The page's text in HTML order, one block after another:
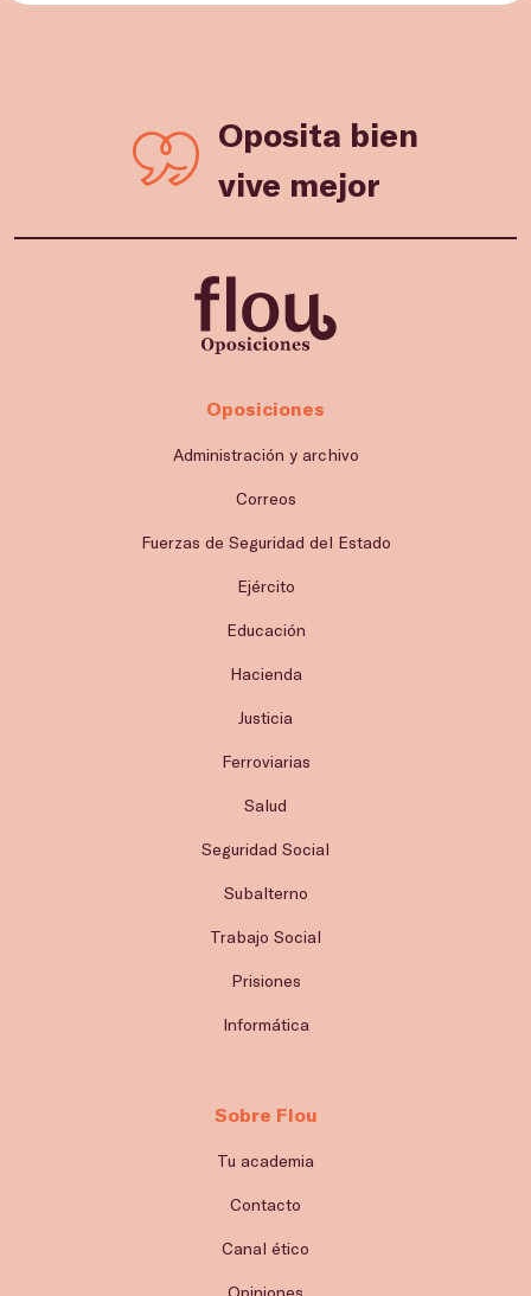
Oposita bien
vive mejor
Oposiciones
Administración y archivo
Correos
Fuerzas de Seguridad del Estado
Ejército
Educación
Hacienda
Justicia
Ferroviarias
Salud
Seguridad Social
Subalterno
Trabajo Social
Prisiones
Informática
Sobre Flou
Tu academia
Contacto
Canal ético
Opiniones